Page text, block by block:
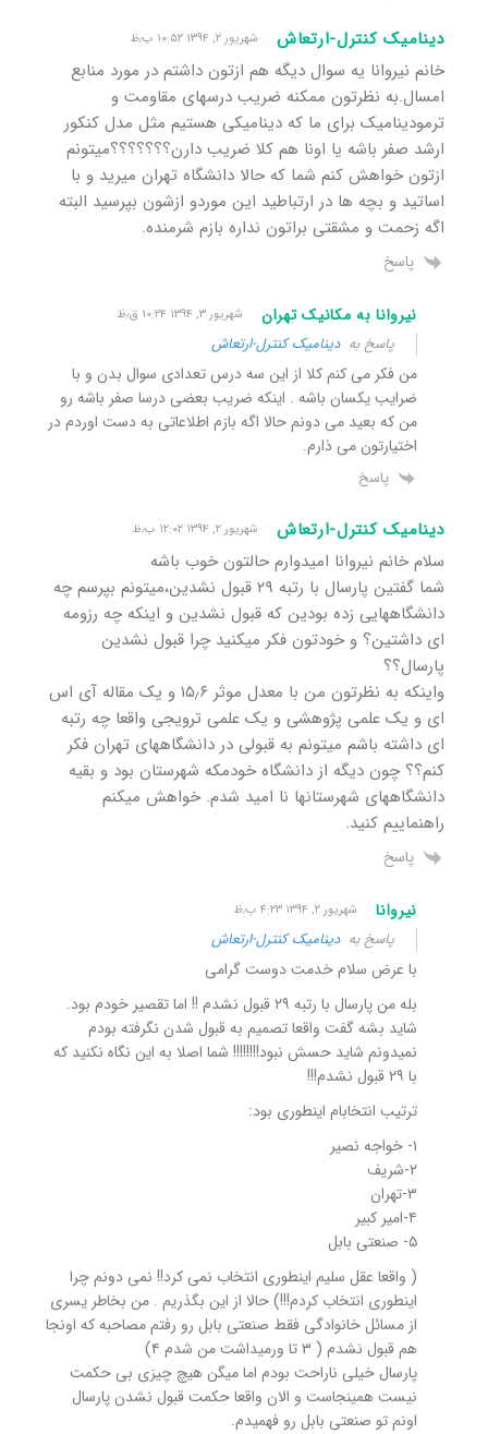
دینامیک کنترل-ارتعاش شهریور ۲, ۱۳۹۴ ۱۰:۵۲ ب٫ظ
خانم نیروانا یه سوال دیگه هم ازتون داشتم در مورد منابع
امسال.به نظرتون ممکنه ضریب درسهای مقاومت و
ترمودینامیک برای ما که دینامیکی هستیم مثل مدل کنکور
ارشد صفر باشه یا اونا هم کلا ضریب دارن؟؟؟؟؟؟؟میتونم
ازتون خواهش کنم شما که حالا دانشگاه تهران میرید و با
اساتید و بچه ها در ارتباطید این موردو ازشون بپرسید البته
اگه زحمت و مشقتی براتون نداره بازم شرمنده.
پاسخ
نیروانا به مکانیک تهران شهریور ۳, ۱۳۹۴ ۱۰:۲۴ ق٫ظ
پاسخ بهدینامیک کنترل-ارتعاش
من فکر می کنم کلا از این سه درس تعدادی سوال بدن و با
ضرایب یکسان باشه . اینکه ضریب بعضی درسا صفر باشه رو
من که بعید می دونم حالا اگه بازم اطلاعاتی به دست اوردم در
اختیارتون می ذارم.
پاسخ
دینامیک کنترل-ارتعاش شهریور ۲, ۱۳۹۴ ۱۲:۰۲ ب٫ظ
سلام خانم نیروانا امیدوارم حالتون خوب باشه
شما گفتین پارسال با رتبه ۲۹ قبول نشدین،میتونم بپرسم چه
دانشگاههایی زده بودین که قبول نشدین و اینکه چه رزومه
ای داشتین؟ و خودتون فکر میکنید چرا قبول نشدین
پارسال؟؟
واینکه به نظرتون من با معدل موثر ۱۵٫۶ و یک مقاله آی اس
ای و یک علمی پژوهشی و یک علمی ترویجی واقعا چه رتبه
ای داشته باشم میتونم به قبولی در دانشگاههای تهران فکر
کنم؟؟ چون دیگه از دانشگاه خودمکه شهرستان بود و بقیه
دانشگاههای شهرستانها نا امید شدم. خواهش میکنم
راهنماییم کنید.
پاسخ
نیروانا شهریور ۲, ۱۳۹۴ ۴:۲۳ ب٫ظ
پاسخ بهدینامیک کنترل-ارتعاش
با عرض سلام خدمت دوست گرامی
بله من پارسال با رتبه ۲۹ قبول نشدم !! اما تقصیر خودم بود.
شاید بشه گفت واقعا تصمیم به قبول شدن نگرفته بودم
نمیدونم شاید حسش نبود!!!!!!!! شما اصلا به این نگاه نکنید که
با ۲۹ قبول نشدم!!!
ترتیب انتخابام اینطوری بود:
۱- خواجه نصیر
۲-شریف
۳-تهران
۴-امیر کبیر
۵- صنعتی بابل
( واقعا عقل سلیم اینطوری انتخاب نمی کرد!! نمی دونم چرا
اینطوری انتخاب کردم!!!) حالا از این بگذریم . من بخاطر یسری
از مسائل خانوادگی فقط صنعتی بابل رو رفتم مصاحبه که اونجا
هم قبول نشدم ( ۳ تا ورمیداشت من شدم ۴)
پارسال خیلی ناراحت بودم اما میگن هیچ چیزی بی حکمت
نیست همینجاست و الان واقعا حکمت قبول نشدن پارسال
اونم تو صنعتی بابل رو فهمیدم.